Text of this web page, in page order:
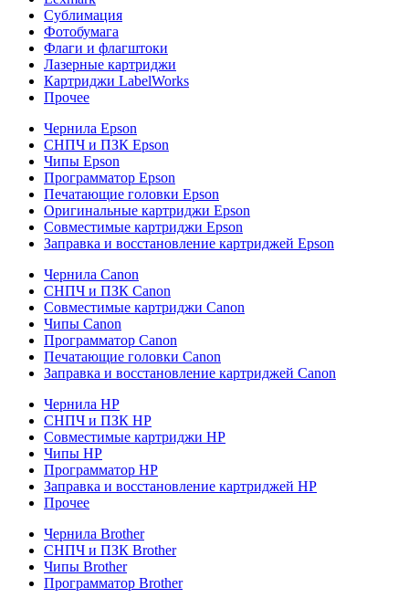
Сублимация
Фотобумага
Флаги и флагштоки
Лазерные картриджи
Картриджи LabelWorks
Прочее
Чернила Epson
СНПЧ и ПЗК Epson
Чипы Epson
Программатор Epson
Печатающие головки Epson
Оригинальные картриджи Epson
Совместимые картриджи Epson
Заправка и восстановление картриджей Epson
Чернила Canon
СНПЧ и ПЗК Canon
Совместимые картриджи Canon
Чипы Canon
Программатор Canon
Печатающие головки Canon
Заправка и восстановление картриджей Canon
Чернила HP
СНПЧ и ПЗК HP
Совместимые картриджи HP
Чипы HP
Программатор HP
Заправка и восстановление картриджей HP
Прочее
Чернила Brother
СНПЧ и ПЗК Brother
Чипы Brother
Программатор Brother